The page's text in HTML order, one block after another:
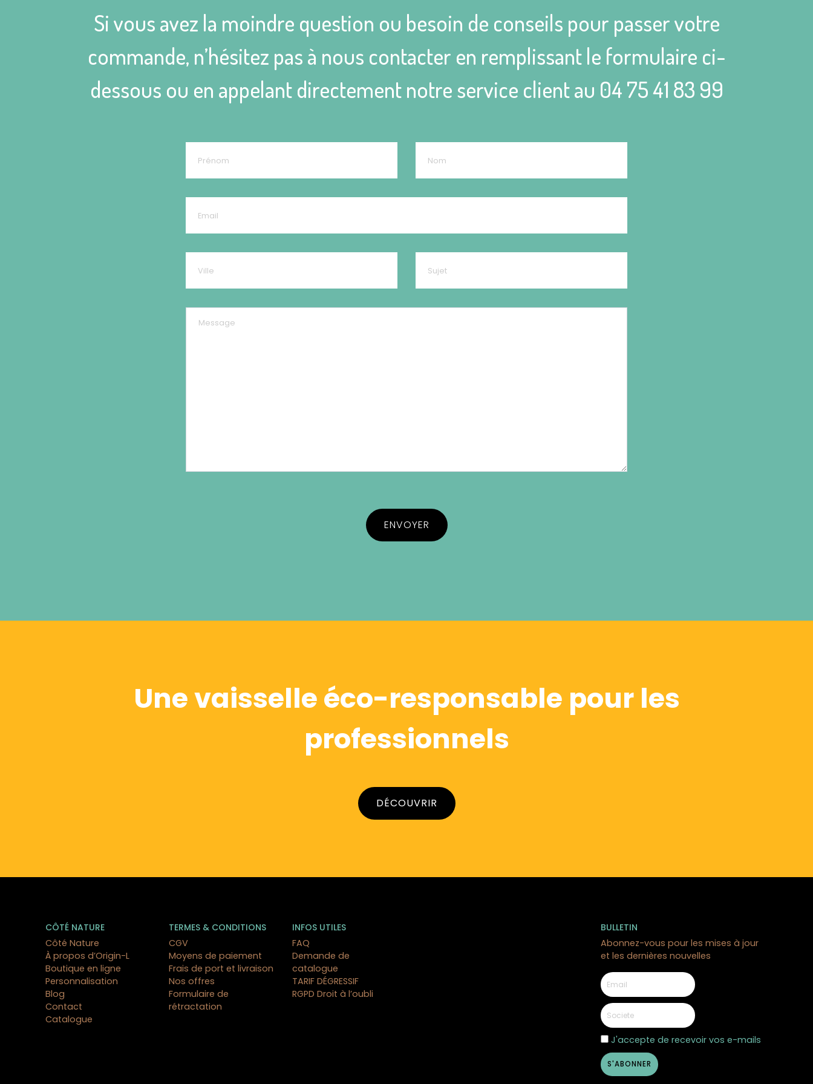
Si vous avez la moindre question ou besoin de conseils pour passer votre
commande, n’hésitez pas à nous contacter en remplissant le formulaire ci-
dessous ou en appelant directement notre service client au 04 75 41 83 99
Une vaisselle éco-responsable pour les
professionnels
DÉCOUVRIR
CÔTÉ NATURE
Côté Nature
À propos d’Origin-L
Boutique en ligne
Personnalisation
Blog
Contact
Catalogue
TERMES & CONDITIONS
CGV
Moyens de paiement
Frais de port et livraison
Nos offres
Formulaire de
rétractation
INFOS UTILES
FAQ
Demande de
catalogue
TARIF DÉGRESSIF
RGPD Droit à l’oubli
BULLETIN
Abonnez-vous pour les mises à jour
et les dernières nouvelles
J'accepte de recevoir vos e-mails